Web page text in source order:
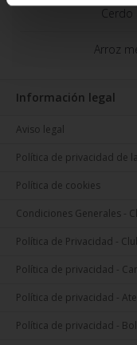
Cerdo
Arroz
Información legal
Aviso legal
Política de privacidad de
Política de cookies
Condiciones Generales -
Política de Privacidad -
Política de privacidad -
Política de privacidad -
Política de privacidad -